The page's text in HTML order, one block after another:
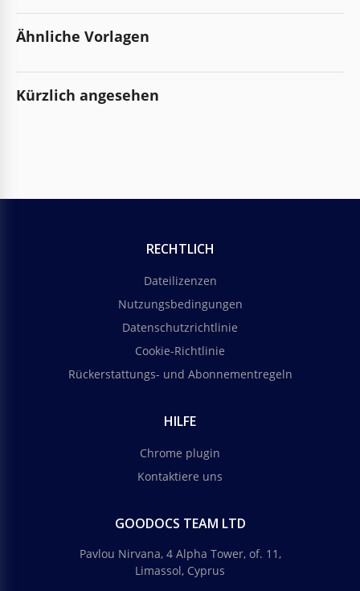
Ähnliche Vorlagen
Kürzlich angesehen
RECHTLICH
Dateilizenzen
Nutzungsbedingungen
Datenschutzrichtlinie
Cookie-Richtlinie
Rückerstattungs- und Abonnementregeln
HILFE
Chrome plugin
Kontaktiere uns
GOODOCS TEAM LTD
Pavlou Nirvana, 4 Alpha Tower, of. 11,
Limassol, Cyprus